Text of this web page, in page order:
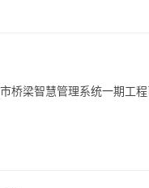
桥梁智慧管理系统一期工